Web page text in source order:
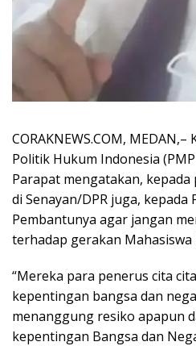
CORAKNEWS.COM,
Politik Hukum Indonesia
Parapat mengatakan,
di Senayan/DPR juga, kepada
Pembantunya agar jangan
terhadap gerakan
“Mereka para penerus cita
kepentingan bangsa dan
menanggung resiko apapun
kepentingan Bangsa dan